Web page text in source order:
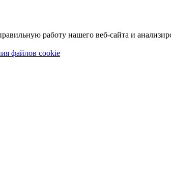
работу нашего веб-сайта и
файлов cookie